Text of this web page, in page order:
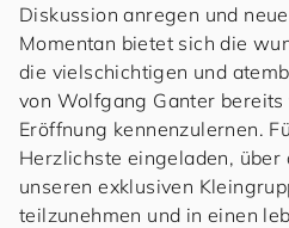
Diskussion anregen und
Momentan bietet sich die
die vielschichtigen und
von Wolfgang Ganter
Eröffnung kennenzulernen.
Herzlichste eingeladen, über
unseren exklusiven
teilzunehmen und in einen